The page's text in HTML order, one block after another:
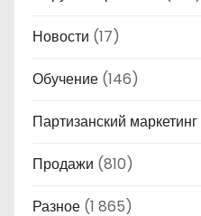
Новости (17)
Обучение (146)
Партизанский маркетинг
Продажи (810)
Разное (1 865)